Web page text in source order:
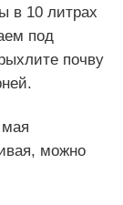
в 10 литрах
под
почву
можно